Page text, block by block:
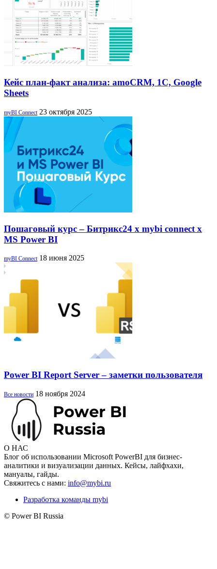
Кейс план-факт анализа: amoCRM, 1C, Google
Sheets
myBI Connect 23 октября 2025
Пошаговый курс – Битрикс24 х mybi connect х
MS Power BI
myBI Connect 18 июня 2025
Power BI Report Server – заметки пользователя
Все новости 18 ноября 2024
О НАС
Блог об использовании Microsoft PowerBI для бизнес-
аналитики и визуализации данных. Кейсы, лайфхахи,
мануалы, гайды.
Свяжитесь с нами: info@mybi.ru
Разработка команды mybi
© Power BI Russia